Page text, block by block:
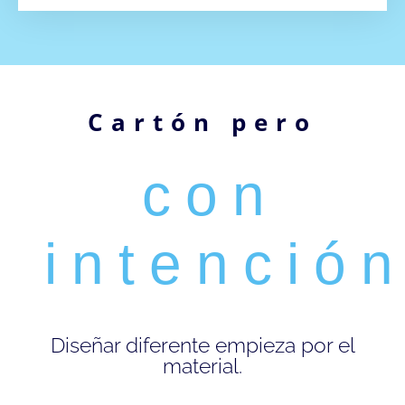
Cartón pero
con
Diseñar diferente empieza por el
material.